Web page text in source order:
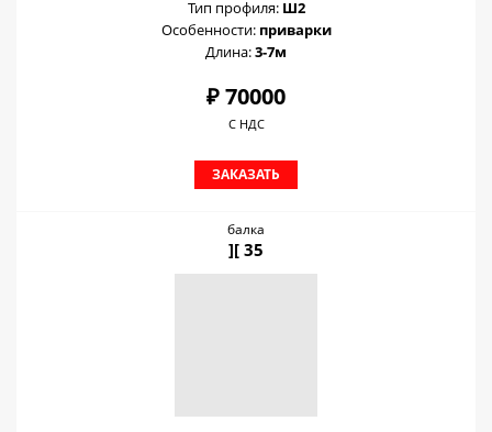
Тип профиля: Ш2
Особенности: приварки
Длина:3-7м
₽ 70000
С НДС
ЗАКАЗАТЬ
балка
][ 35